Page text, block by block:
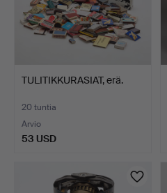
TULITIKKURASIAT, erä.
20 tuntia
Arvio
53 USD